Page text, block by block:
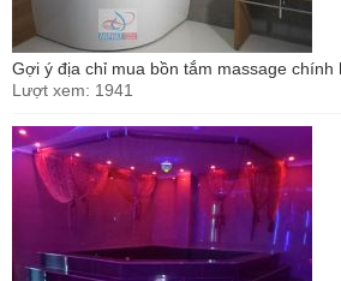
Gợi ý địa chỉ mua bồn tắm massage
Lượt xem: 1941